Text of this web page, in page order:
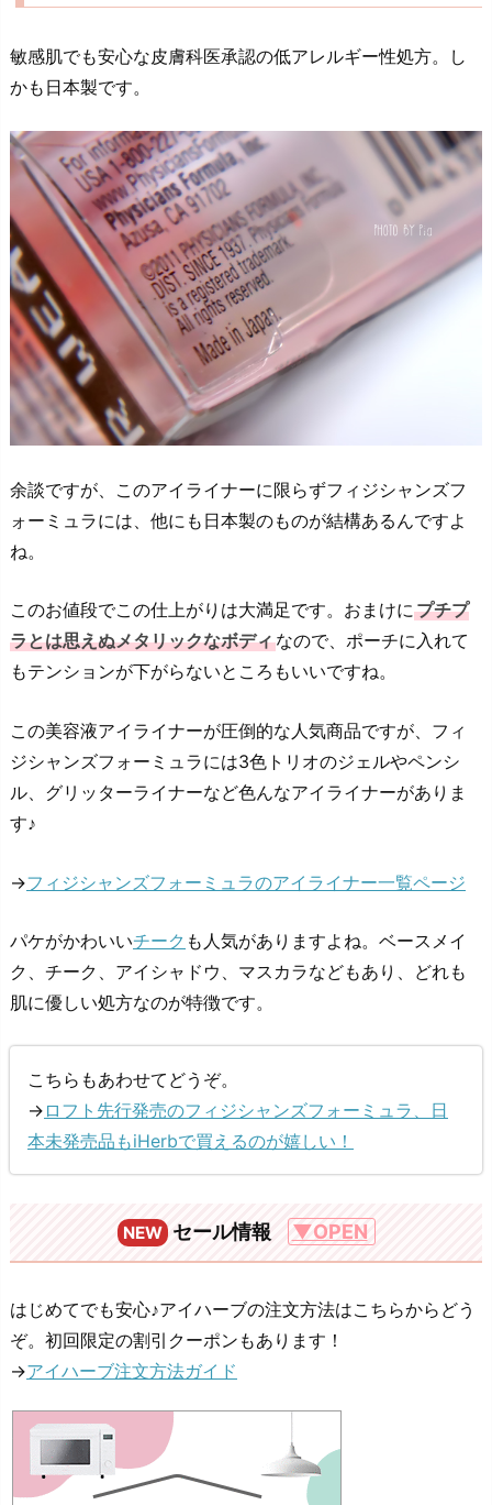
敏感肌でも安心な皮膚科医承認の低アレルギー性処方。し
かも日本製です。
余談ですが、このアイライナーに限らずフィジシャンズフ
ォーミュラには、他にも日本製のものが結構あるんですよ
ね。
このお値段でこの仕上がりは大満足です。おまけにプチプ
ラとは思えぬメタリックなボディなので、ポーチに入れて
もテンションが下がらないところもいいですね。
この美容液アイライナーが圧倒的な人気商品ですが、フィ
ジシャンズフォーミュラには3色トリオのジェルやペンシ
ル、グリッターライナーなど色んなアイライナーがありま
す♪
→フィジシャンズフォーミュラのアイライナー一覧ページ
パケがかわいいチーク も人気がありますよね。ベースメイ
ク、チーク、アイシャドウ、マスカラなどもあり、どれも
肌に優しい処方なのが特徴です。
こちらもあわせてどうぞ。
→ ロフト先行発売のフィジシャンズフォーミュラ、日
本未発売品もiHerbで買えるのが嬉しい！
NEW セール情報 ▼OPEN
はじめてでも安心♪アイハーブの注文方法はこちらからどう
ぞ。初回限定の割引クーポンもあります！
→アイハーブ注文方法ガイド